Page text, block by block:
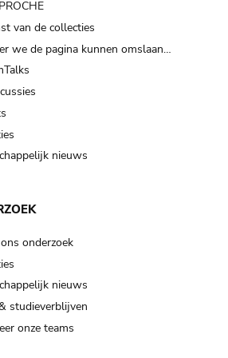
van de collecties
we de pagina kunnen omslaan…
nieuws
onderzoek
nieuws
studieverblijven
onze teams